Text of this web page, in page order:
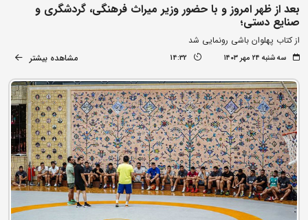
بعد از ظهر امروز و با حضور وزیر میراث فرهنگی، گردشگری و
صنایع دستی؛
از کتاب پهلوان باشی رونمایی شد
سه شنبه ۲۴ مهر ۱۴۰۳ 14:32 مشاهده بیشتر